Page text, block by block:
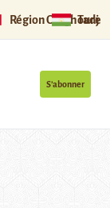
Région Ouïghoure
S’abonner